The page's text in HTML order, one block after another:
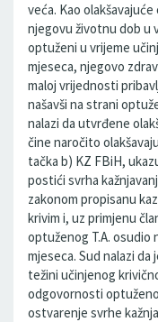
veća. Kao
njegovu životnu dob u
optuženi u vrijeme
mjeseca, njegovo
maloj vrijednosti
našavši na strani
nalazi da utvrđene
čine naročito
tačka b) KZ FBiH,
postići svrha
zakonom propisanu
krivim i, uz primjenu
optuženog T.A. osudio
mjeseca. Sud nalazi da
težini učinjenog
odgovornosti
ostvarenje svrhe